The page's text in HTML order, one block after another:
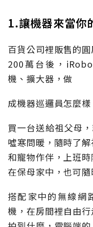
1.讓機器來當你
百貨公司裡販售的
200萬台後，
機、擴大器，做
成機器巡邏員怎麼
買一台送給祖父母
噓寒問暖，隨時了
和寵物作伴，上班
在保母家中，也可
搭配家中的無線網
機，在房間裡自由